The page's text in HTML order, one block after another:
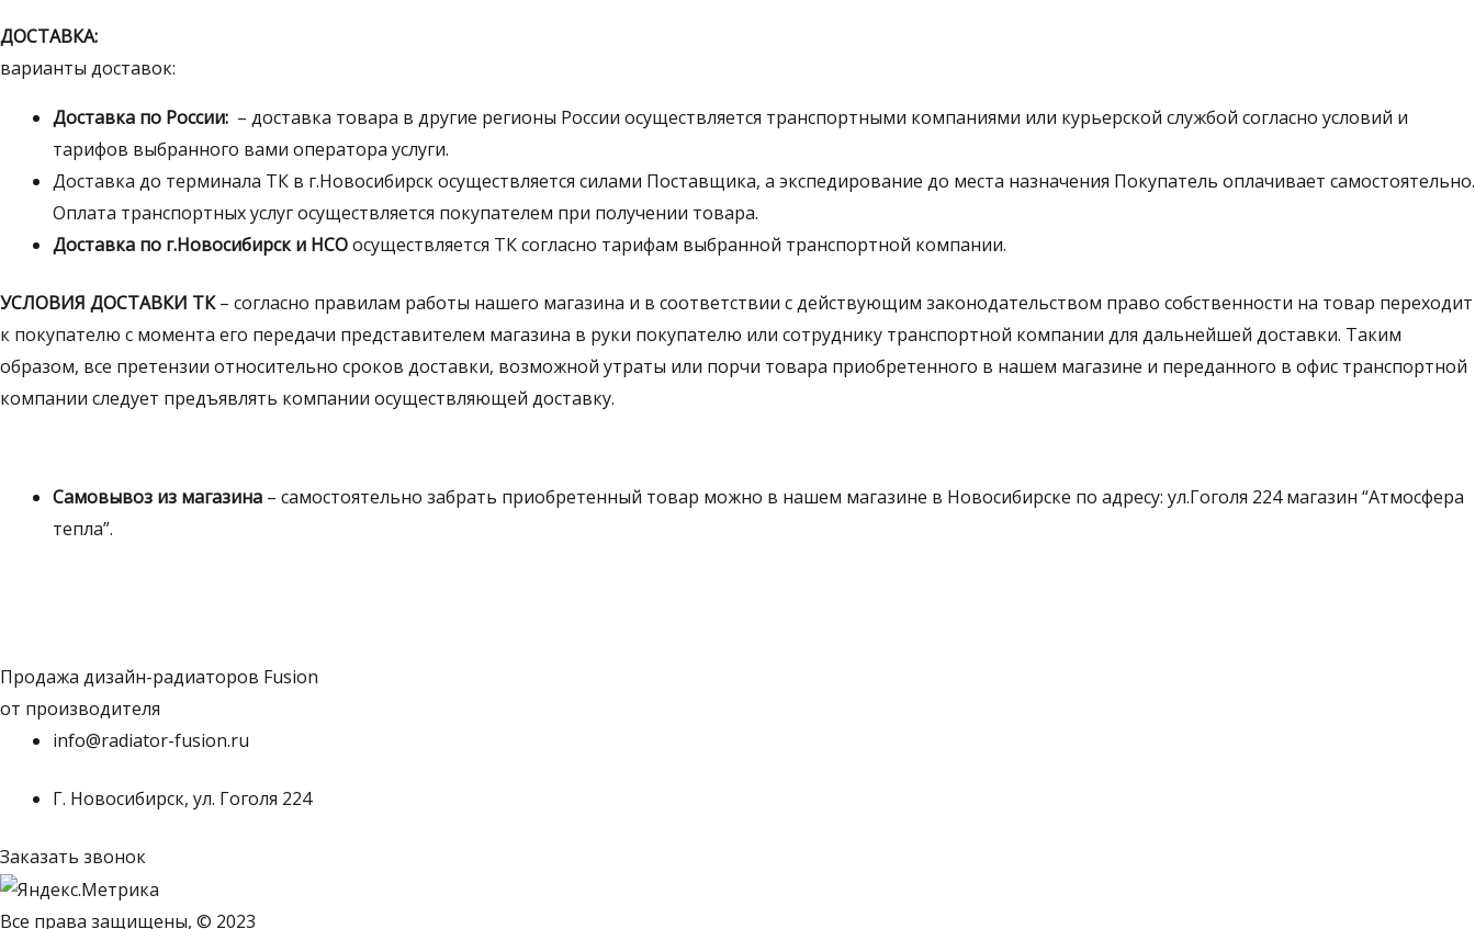
ДОСТАВКА:
варианты доставок:
Доставка по России: – доставка товара в другие регионы России осуществляется транспортными компаниями или курьерской службой согласно условий и
тарифов выбранного вами оператора услуги.
Доставка до терминала ТК в г.Новосибирск осуществляется силами Поставщика, а экспедирование до места назначения Покупатель оплачивает самостоятельно.
Оплата транспортных услуг осуществляется покупателем при получении товара.
Доставка по г.Новосибирск и НСОосуществляется ТК согласно тарифам выбранной транспортной компании.
УСЛОВИЯ ДОСТАВКИ ТК– согласно правилам работы нашего магазина и в соответствии с действующим законодательством право собственности на товар переходит
к покупателю с момента его передачи представителем магазина в руки покупателю или сотруднику транспортной компании для дальнейшей доставки. Таким
образом, все претензии относительно сроков доставки, возможной утраты или порчи товара приобретенного в нашем магазине и переданного в офис транспортной
компании следует предъявлять компании осуществляющей доставку.
Самовывоз из магазина – самостоятельно забрать приобретенный товар можно в нашем магазине в Новосибирске по адресу: ул.Гоголя 224 магазин “Атмосфера
тепла”.
Продажа дизайн-радиаторов Fusion
от производителя
info@radiator-fusion.ru
Г. Новосибирск, ул. Гоголя 224
Заказать звонок
Все права защищены, © 2023